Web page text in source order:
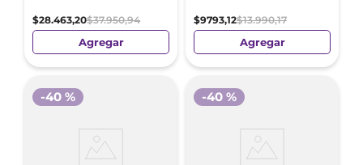
$28.463,20$37.950,94
Agregar
$9793,12$13.990,17
Agregar
-40 % -40 %